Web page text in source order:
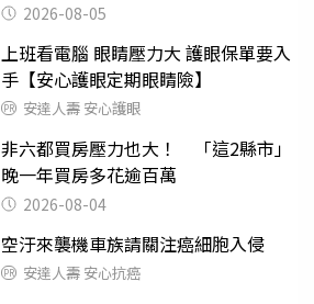
2026-08-05
上班看電腦 眼睛壓力大 護眼保單要入
手【安心護眼定期眼睛險】
安達人壽 安心護眼
非六都買房壓力也大！ 「這2縣市」
晚一年買房多花逾百萬
2026-08-04
空汙來襲機車族請關注癌細胞入侵
安達人壽 安心抗癌